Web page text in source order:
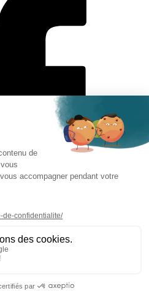
données personnelles